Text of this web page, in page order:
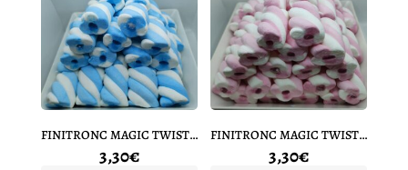
FINITRONC MAGIC TWISTY AZUL 10 UNIDADES
3,30€
FINITRONC MAGIC TWISTY ROSA 10 UNIDADES
3,30€